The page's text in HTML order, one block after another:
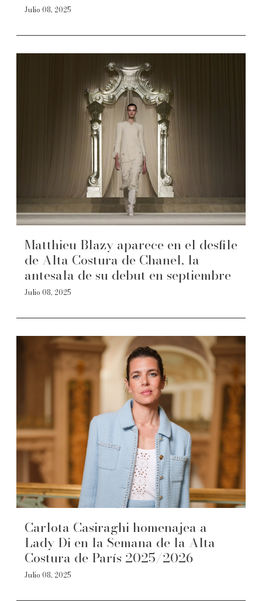
Julio 08, 2025
Matthieu Blazy aparece en el desfile
de Alta Costura de Chanel, la
antesala de su debut en septiembre
Julio 08, 2025
Carlota Casiraghi homenajea a
Lady Di en la Semana de la Alta
Costura de París 2025/2026
Julio 08, 2025